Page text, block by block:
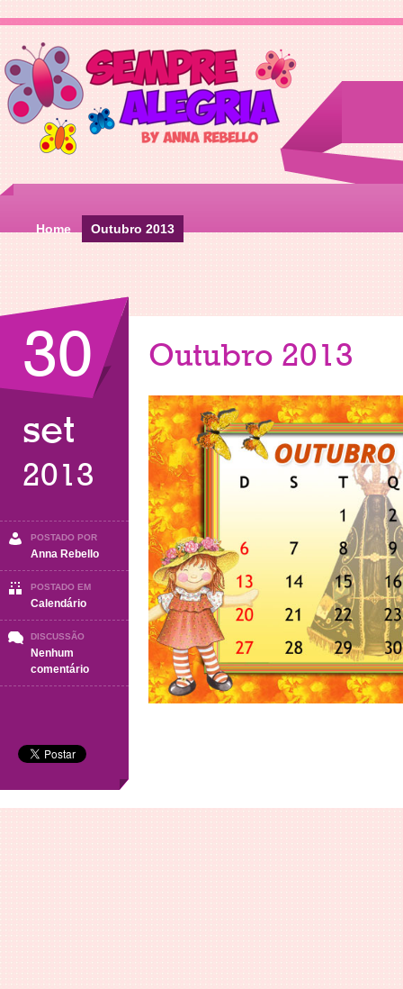
Home Outubro 2013
30
set
2013
POSTADO POR
Anna Rebello
POSTADO EM
Calendário
DISCUSSÃO
Nenhum
comentárioem
Outubro
Outubro 2013